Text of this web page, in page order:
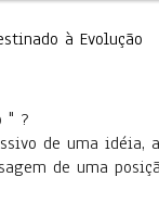
à
" ?
de uma idéia,
de uma